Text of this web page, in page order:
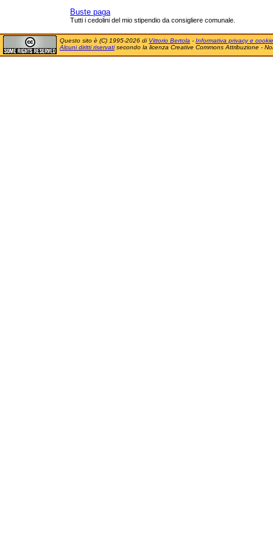
Buste paga
Tutti i cedolini del mio stipendio da consigliere comunale.
Questo sito è (C) 1995-2026 di Vittorio Bertola - Informativa privacy e cookie
Alcuni diritti riservatisecondo la licenza Creative Commons Attribuzione -